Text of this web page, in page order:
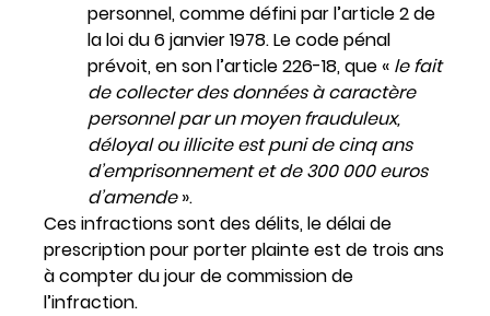
personnel, comme défini par l’article 2 de
la loi du 6 janvier 1978. Le code pénal
prévoit, en son l’article 226-18, que « le fait
de collecter des données à caractère
personnel par un moyen frauduleux,
déloyal ou illicite est puni de cinq ans
d’emprisonnement et de 300 000 euros
d’amende».
Ces infractions sont des délits, le délai de
prescription pour porter plainte est de trois ans
à compter du jour de commission de
l’infraction.